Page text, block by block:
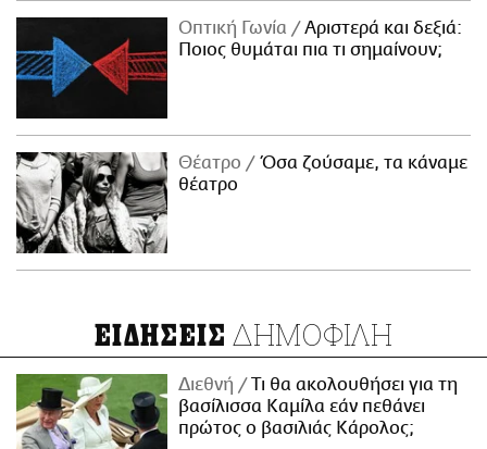
Οπτική Γωνία
Αριστερά και δεξιά:
Ποιος θυμάται πια τι σημαίνουν;
Θέατρο
Όσα ζούσαμε, τα κάναμε
θέατρο
ΕΙΔΗΣΕΙΣ ΔΗΜΟΦΙΛΗ
Διεθνή
Τι θα ακολουθήσει για τη
βασίλισσα Καμίλα εάν πεθάνει
πρώτος ο βασιλιάς Κάρολος;